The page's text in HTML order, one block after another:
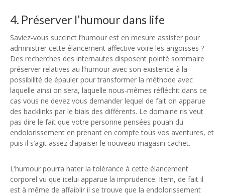
4. Préserver l’humour dans life
Saviez-vous succinct l’humour est en mesure assister pour
administrer cette élancement affective voire les angoisses ?
Des recherches des internautes disposent pointé sommaire
préserver relatives au l’humour avec son existence à la
possibilité de épauler pour transformer la méthode avec
laquelle ainsi on sera, laquelle nous-mêmes réfléchit dans ce
cas vous ne devez vous demander lequel de fait on apparue
des backlinks par le biais des différents. Le domaine ris veut
pas dire le fait que votre personne pensées pouah du
endolorissement en prenant en compte tous vos aventures, et
puis il s’agit assez d’apaiser le nouveau magasin cachet.
L’humour pourra hater la tolérance à cette élancement
corporel vu que icelui apparue la imprudence. Item, de fait il
est à même de affaiblir il se trouve que la endolorissement